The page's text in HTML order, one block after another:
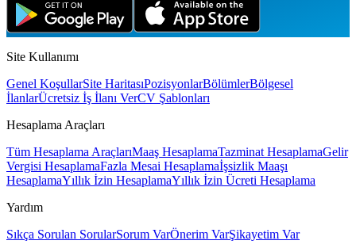
Site Kullanımı
Genel KoşullarSite HaritasıPozisyonlarBölümlerBölgesel
İlanlarÜcretsiz İş İlanı VerCV Şablonları
Hesaplama Araçları
Tüm Hesaplama AraçlarıMaaş HesaplamaTazminat HesaplamaGelir
Vergisi HesaplamaFazla Mesai Hesaplamaİşsizlik Maaşı
HesaplamaYıllık İzin HesaplamaYıllık İzin Ücreti Hesaplama
Yardım
Sıkça Sorulan SorularSorum VarÖnerim VarŞikayetim Var